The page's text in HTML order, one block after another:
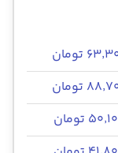
تومان
تومان
تومان